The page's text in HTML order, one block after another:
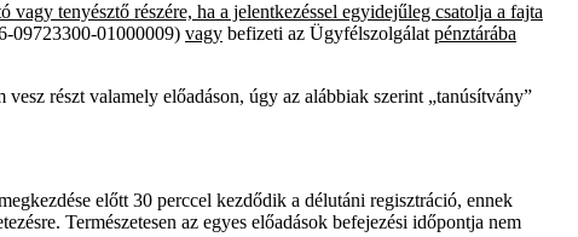
tenyésztő részére, ha a jelentkezéssel egyidejűleg csatolja a fajta
09723300-01000009) vagy befizeti az Ügyfélszolgálat pénztárába
részt valamely előadáson, úgy az alábbiak szerint „tanúsítvány”
előtt 30 perccel kezdődik a délutáni regisztráció, ennek
Természetesen az egyes előadások befejezési időpontja nem